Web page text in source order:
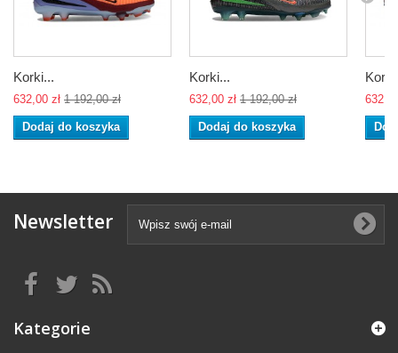
Korki...
632,00 zł 1 192,00 zł
Dodaj do koszyka
Korki...
632,00 zł 1 192,00 zł
Dodaj do koszyka
Newsletter
Kategorie